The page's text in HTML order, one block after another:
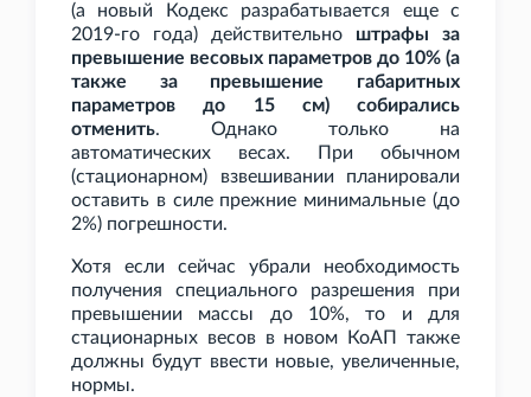
(а новый Кодекс разрабатывается еще с
2019-го года) действительно штрафы за
превышение весовых параметров до 10% (а
также за превышение габаритных
параметров до 15
см) собирались
отменить. Однако только на
автоматических весах. При обычном
(стационарном) взвешивании планировали
оставить в силе прежние минимальные (до
2%) погрешности.
Хотя если сейчас убрали необходимость
получения специального разрешения при
превышении массы до 10%, то и для
стационарных весов в новом КоАП также
должны будут ввести новые, увеличенные,
нормы.